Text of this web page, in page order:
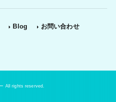
Blog お問い合わせ
All rights reserved.